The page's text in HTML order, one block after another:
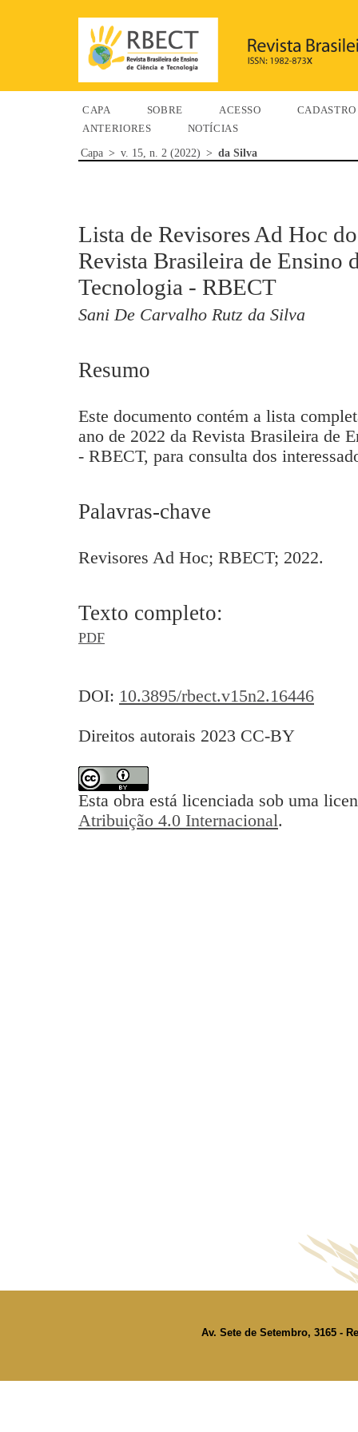
CAPA SOBRE ACESSO
CADASTRO
ANTERIORES
NOTÍCIAS
Capa > v. 15, n. 2 (2022) > da Silva
Lista de Revisores Ad Hoc
Revista Brasileira de Ensino
Tecnologia - RBECT
Sani De Carvalho Rutz da Silva
Resumo
Este documento contém a lista
ano de 2022 da Revista Brasileira de
- RBECT, para consulta dos
Palavras-chave
Revisores Ad Hoc; RBECT; 2022.
Texto completo:
PDF
DOI: 10.3895/rbect.v15n2.16446
Direitos autorais 2023 CC-BY
Esta obra está licenciada sob uma
Atribuição 4.0 Internacional.
Av. Sete de Setembro, 3165 -